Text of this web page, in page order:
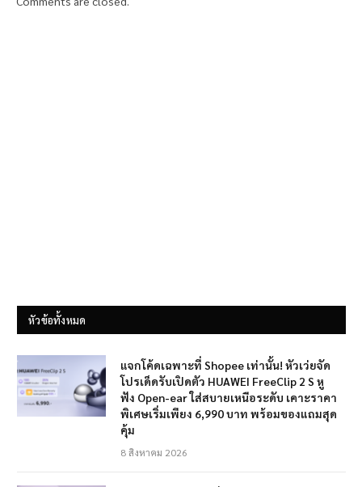
หัวข้อทั้งหมด
แจกโค้ดเฉพาะที่ Shopee เท่านั้น! หัวเว่ยจัด
โปรเด็ดรับเปิดตัว HUAWEI FreeClip 2 S หู
ฟัง Open-ear ใส่สบายเหนือระดับ เคาะราคา
พิเศษเริ่มเพียง 6,990 บาท พร้อมของแถมสุด
คุ้ม
8 สิงหาคม 2026